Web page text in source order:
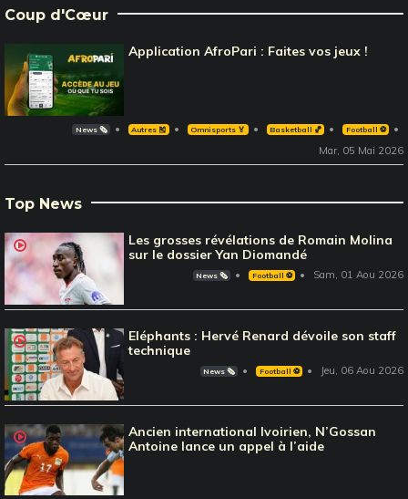
Coup d'Cœur
Application AfroPari : Faites vos jeux !
News 🗞️ Autres 🎽 Omnisports 🏅 Basketball 🏀 Football ⚽️
Mar, 05 Mai 2026
Top News
Les grosses révélations de Romain Molina
sur le dossier Yan Diomandé
News 🗞️ Football ⚽️ Sam, 01 Aou 2026
Eléphants : Hervé Renard dévoile son staff
technique
News 🗞️ Football ⚽️ Jeu, 06 Aou 2026
Ancien international Ivoirien, N’Gossan
Antoine lance un appel à l’aide